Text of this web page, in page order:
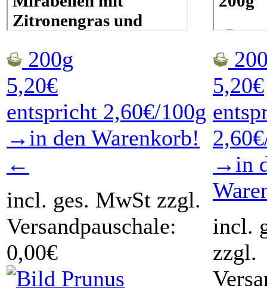
200g
5,20€
entspricht 2,60€/100g
→in den Warenkorb!
←
incl. ges. MwSt zzgl.
Versandpauschale:
0,00€
5,20€
→in
incl.
zzgl.